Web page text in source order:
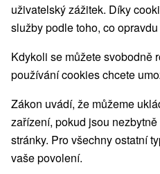
SPA
wellnessu
- odpočívat mohou v
AQUAPARK
- jedinečný aquapark s
návštěvníci zažijí zábavu
uživatelský zážitek. Díky
služby podle toho, co
Kdykoli se můžete svobodně
používání cookies chcete
Zákon uvádí, že můžeme
zařízení, pokud jsou
stránky. Pro všechny ostatní
vaše povolení.